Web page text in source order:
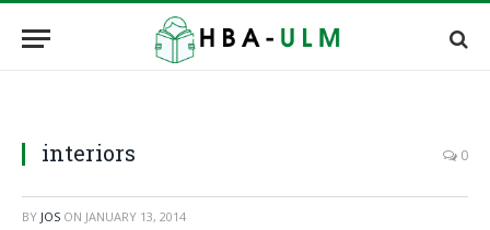
interiors 0
BY JOS ON JANUARY 13, 2014